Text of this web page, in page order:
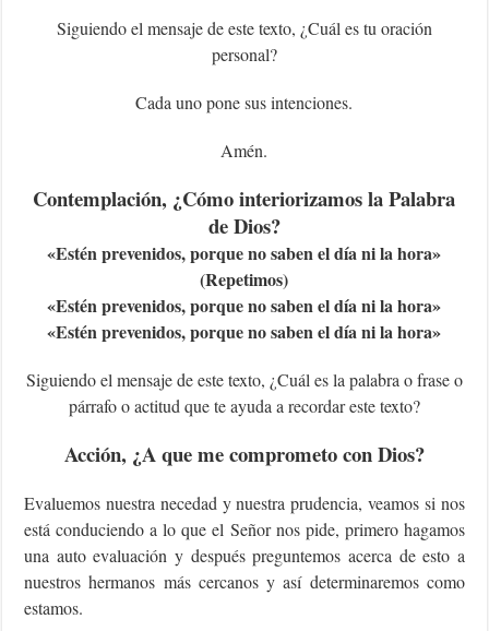
Siguiendo el mensaje de este texto, ¿Cuál es tu oración
personal?
Cada uno pone sus intenciones.
Amén.
Contemplación, ¿Cómo interiorizamos la Palabra
de Dios?
«Estén prevenidos, porque no saben el día ni la hora»
(Repetimos)
«Estén prevenidos, porque no saben el día ni la hora»
«Estén prevenidos, porque no saben el día ni la hora»
Siguiendo el mensaje de este texto, ¿Cuál es la palabra o frase o
párrafo o actitud que te ayuda a recordar este texto?
Acción, ¿A que me comprometo con Dios?
Evaluemos nuestra necedad y nuestra prudencia, veamos si nos
está conduciendo a lo que el Señor nos pide, primero hagamos
una auto evaluación y después preguntemos acerca de esto a
nuestros hermanos más cercanos y así determinaremos como
estamos.